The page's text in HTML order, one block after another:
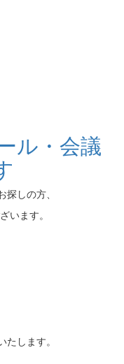
ル・会議
しの方、
います。
します。